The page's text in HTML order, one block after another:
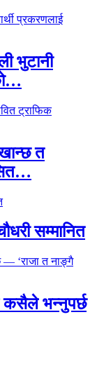
भुटानी
त
सम्मानित
कसैले भन्नुपर्छ